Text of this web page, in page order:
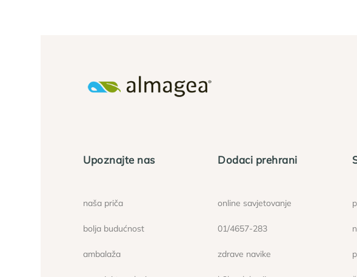
Upoznajte nas
naša priča
bolja budućnost
ambalaža
Dodaci prehrani
online savjetovanje
01/4657-283
zdrave navike